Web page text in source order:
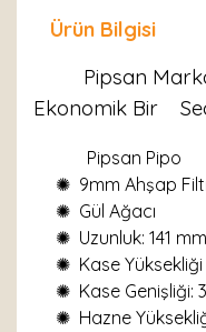
Ürün Bilgisi
Pipsan Marka
Ekonomik Bir
Pipsan Pipo
✺ 9mm Ahşap
✺ Gül Ağacı
✺ Uzunluk: 141 mm
✺ Kase
✺ Kase Genişliği:
✺ Hazne